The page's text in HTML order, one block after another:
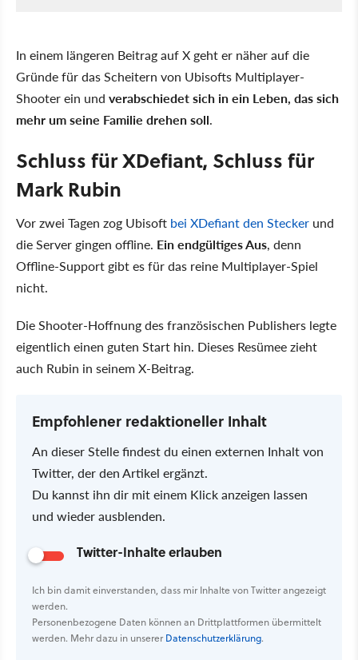
In einem längeren Beitrag auf X geht er näher auf die
Gründe für das Scheitern von Ubisofts Multiplayer-
Shooter ein und verabschiedet sich in ein Leben, das sich
mehr um seine Familie drehen soll.
Schluss für XDefiant, Schluss für
Mark Rubin
Vor zwei Tagen zog Ubisoft bei XDefiant den Stecker und
die Server gingen offline. Ein endgültiges Aus, denn
Offline-Support gibt es für das reine Multiplayer-Spiel
nicht.
Die Shooter-Hoffnung des französischen Publishers legte
eigentlich einen guten Start hin. Dieses Resümee zieht
auch Rubin in seinem X-Beitrag.
Empfohlener redaktioneller Inhalt
An dieser Stelle findest du einen externen Inhalt von
Twitter, der den Artikel ergänzt.
Du kannst ihn dir mit einem Klick anzeigen lassen
und wieder ausblenden.
Twitter-Inhalte erlauben
Ich bin damit einverstanden, dass mir Inhalte von Twitter angezeigt
werden.
Personenbezogene Daten können an Drittplattformen übermittelt
werden. Mehr dazu in unsererDatenschutzerklärung.